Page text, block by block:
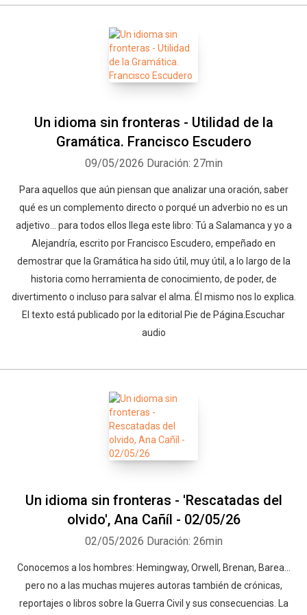
Un idioma sin fronteras - Utilidad de la
Gramática. Francisco Escudero
09/05/2026 Duración: 27min
Para aquellos que aún piensan que analizar una oración, saber
qué es un complemento directo o porqué un adverbio no es un
adjetivo... para todos ellos llega este libro: Tú a Salamanca y yo a
Alejandría, escrito por Francisco Escudero, empeñado en
demostrar que la Gramática ha sido útil, muy útil, a lo largo de la
historia como herramienta de conocimiento, de poder, de
divertimento o incluso para salvar el alma. Él mismo nos lo explica.
El texto está publicado por la editorial Pie de Página.Escuchar
audio
Un idioma sin fronteras - 'Rescatadas del
olvido', Ana Cañíl - 02/05/26
02/05/2026 Duración: 26min
Conocemos a los hombres: Hemingway, Orwell, Brenan, Barea...
pero no a las muchas mujeres autoras también de crónicas,
reportajes o libros sobre la Guerra Civil y sus consecuencias. La